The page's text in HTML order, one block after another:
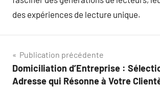
des expériences de lecture unique.
Navigation
de
Publication précédente
Domiciliation d’Entreprise :
Adresse qui Résonne à Votre